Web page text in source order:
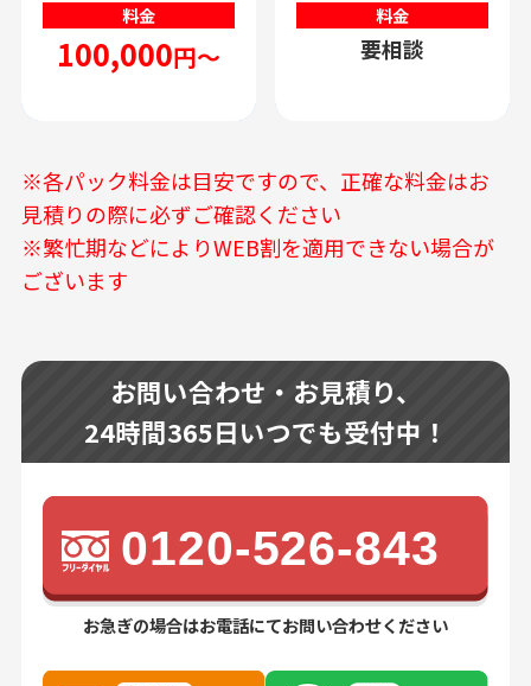
料金
100,000円～
料金
要相談
※各パック料金は目安ですので、正確な料金はお
見積りの際に必ずご確認ください
※繁忙期などによりWEB割を適用できない場合が
ございます
お問い合わせ・お見積り、
24時間365日いつでも受付中！
0120-526-843
お急ぎの場合はお電話にてお問い合わせください